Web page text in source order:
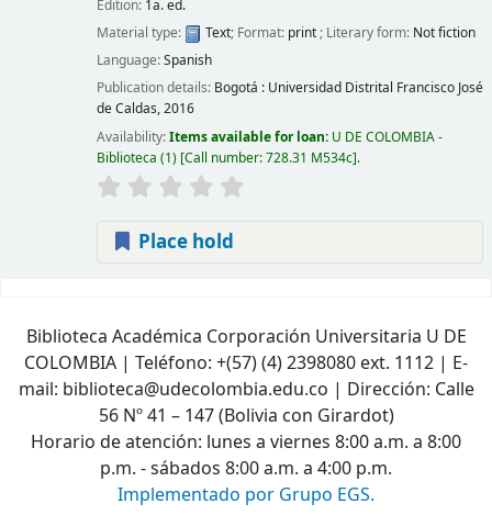
Edition: 1a. ed.
Material type:
Text; Format: print; Literary form: Not fiction
Language:Spanish
Publication details: Bogotá : Universidad Distrital Francisco José
de Caldas,2016
Availability:Items available for loan: U DE COLOMBIA -
Biblioteca (1) Call number:728.31 M534c .
Place hold
Biblioteca Académica Corporación Universitaria U DE
COLOMBIA | Teléfono: +(57) (4) 2398080 ext. 1112 | E-
mail: biblioteca@udecolombia.edu.co | Dirección: Calle
56 Nº 41 – 147 (Bolivia con Girardot)
Horario de atención: lunes a viernes 8:00 a.m. a 8:00
p.m. - sábados 8:00 a.m. a 4:00 p.m.
Implementado por Grupo EGS.